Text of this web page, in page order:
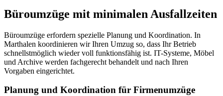
Büroumzüge mit minimalen Ausfallzeiten
Büroumzüge erfordern spezielle Planung und Koordination. In
Marthalen koordinieren wir Ihren Umzug so, dass Ihr Betrieb
schnellstmöglich wieder voll funktionsfähig ist. IT-Systeme, Möbel
und Archive werden fachgerecht behandelt und nach Ihren
Vorgaben eingerichtet.
Planung und Koordination für Firmenumzüge